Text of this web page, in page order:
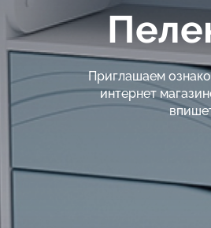
Приглашаем
интернет